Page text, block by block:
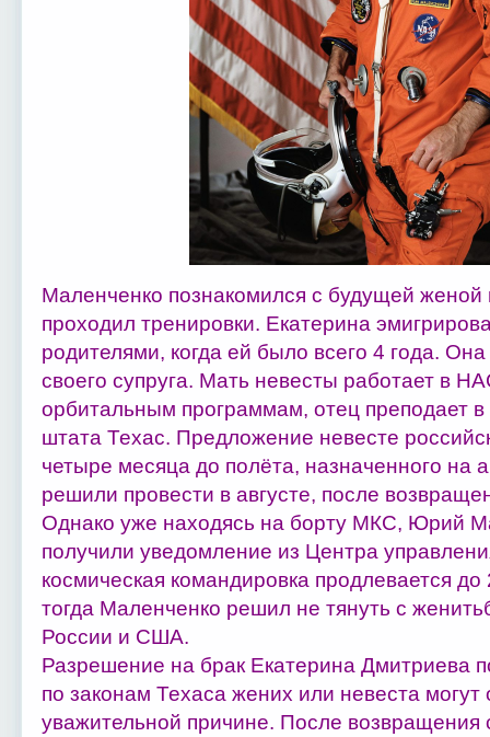
Маленченко познакомился с будущей женой
проходил тренировки. Екатерина
родителями, когда ей было всего 4 года.
своего супруга. Мать невесты работает в
орбитальным программам, отец преподает в
штата Техас. Предложение невесте
четыре месяца до полёта, назначенного на
решили провести в августе, после
Однако уже находясь на борту МКС, Юрий
получили уведомление из Центра
космическая командировка продлевается
тогда Маленченко решил не тянуть с
России и США.
Разрешение на брак Екатерина Дмитриева
по законам Техаса жених или невеста могут
уважительной причине. После возвращения